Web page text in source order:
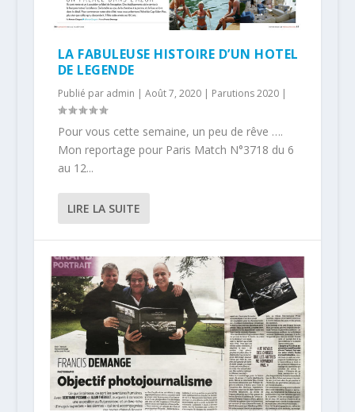
LA FABULEUSE HISTOIRE D’UN HOTEL
DE LEGENDE
Publié par admin | Août 7, 2020| Parutions 2020|
Pour vous cette semaine, un peu de rêve ….
Mon reportage pour Paris Match N°3718 du 6
au 12...
LIRE LA SUITE